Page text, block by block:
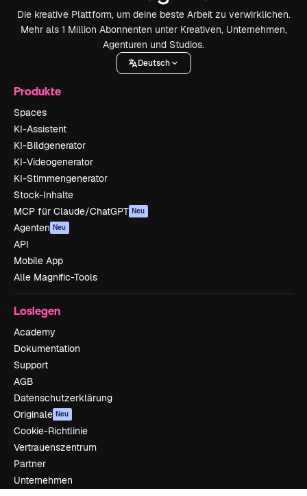
Die kreative Plattform, um deine beste Arbeit zu verwirklichen.
Mehr als 1 Million Abonnenten unter Kreativen, Unternehmen,
Agenturen und Studios.
Deutsch
Produkte
Spaces
KI-Assistent
KI-Bildgenerator
KI-Videogenerator
KI-Stimmengenerator
Stock-Inhalte
MCP für Claude/ChatGPT Neu
Agenten Neu
API
Mobile App
Alle Magnific-Tools
Loslegen
Academy
Dokumentation
Support
AGB
Datenschutzerklärung
Originale Neu
Cookie-Richtlinie
Vertrauenszentrum
Partner
Unternehmen